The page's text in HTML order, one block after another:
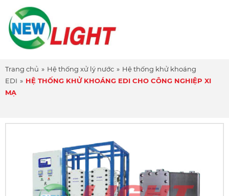
Trang chủ » Hệ thống xử lý nước » Hệ thống khử khoáng
EDI » HỆ THỐNG KHỬ KHOÁNG EDI CHO CÔNG NGHIỆP XI
MẠ